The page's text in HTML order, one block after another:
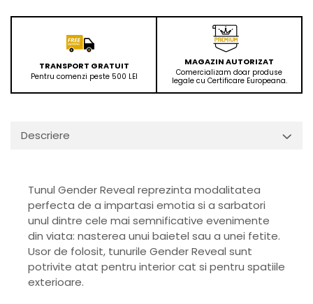
TRANSPORT GRATUIT
Pentru comenzi peste 500 LEI
MAGAZIN AUTORIZAT
Comercializam doar produse
legale cu Certificare Europeana.
Descriere
Tunul Gender Reveal reprezinta modalitatea
perfecta de a impartasi emotia si a sarbatori
unul dintre cele mai semnificative evenimente
din viata: nasterea unui baietel sau a unei fetite.
Usor de folosit, tunurile Gender Reveal sunt
potrivite atat pentru interior cat si pentru spatiile
exterioare.